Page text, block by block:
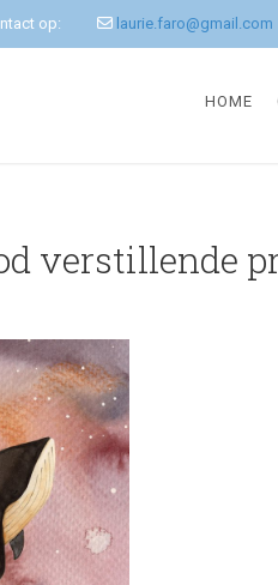
op: laurie.faro@gmail.com
HOME
verstillende